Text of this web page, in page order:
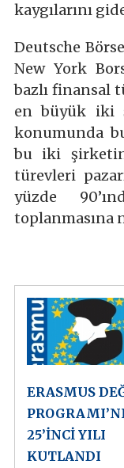
kaygılarını
Deutsche
New York
bazlı finansal
en büyük iki
konumunda
bu iki
türevleri
yüzde
toplanmasına
ERASMUS
25’İNCİ YILI
KUTLANDI